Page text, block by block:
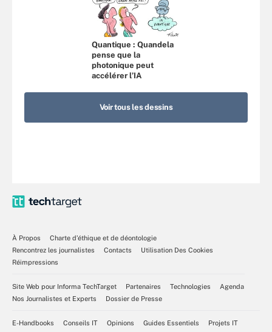
Quantique : Quandela
pense que la
photonique peut
accélérer l’IA
Voir tous les dessins
À Propos
Charte d’éthique et de déontologie
Rencontrez les journalistes
Contacts
Utilisation Des Cookies
Réimpressions
Site Web pour Informa TechTarget Partenaires Technologies
Agenda
Nos Journalistes et Experts
Dossier de Presse
E-Handbooks Conseils IT Opinions Guides Essentiels Projets IT